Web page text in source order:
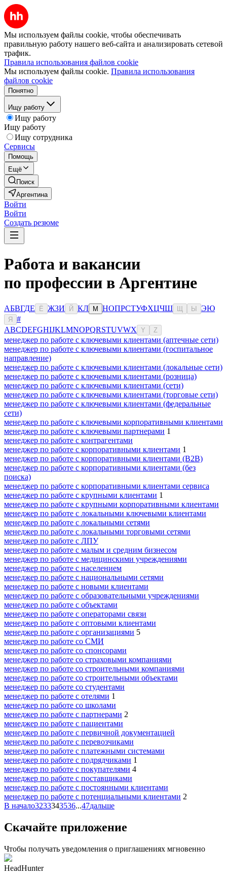
Мы используем файлы cookie, чтобы обеспечивать
правильную работу нашего веб-сайта и анализировать сетевой
трафик.
Правила использования файлов cookie
Мы используем файлы cookie. Правила использования
файлов cookie
Понятно
Ищу работу
Ищу работу
Ищу работу
Ищу сотрудника
Сервисы
Помощь
Ещё
Поиск
Аргентина
Войти
Войти
Создать резюме
Работа и вакансии
по профессии в Аргентине
АБВГДЕ Ё ЖЗИ Й КЛ М НОПРСТУФХЦЧШ Ы ЭЮ
Я
#
ABCDEFGHIJKLMNOPQRSTUVWX Y Z
менеджер по работе с ключевыми клиентами (аптечные сети)
менеджер по работе с ключевыми клиентами (госпитальное
направление)
менеджер по работе с ключевыми клиентами (локальные сети)
менеджер по работе с ключевыми клиентами (розница)
менеджер по работе с ключевыми клиентами (сети)
менеджер по работе с ключевыми клиентами (торговые сети)
менеджер по работе с ключевыми клиентами (федеральные
сети)
менеджер по работе с ключевыми корпоративными клиентами
менеджер по работе с ключевыми партнерами 1
менеджер по работе с контрагентами
менеджер по работе с корпоративными клиентами 1
менеджер по работе с корпоративными клиентами (B2B)
менеджер по работе с корпоративными клиентами (без
поиска)
менеджер по работе с корпоративными клиентами сервиса
менеджер по работе с крупными клиентами 1
менеджер по работе с крупными корпоративными клиентами
менеджер по работе с локальными ключевыми клиентами
менеджер по работе с локальными сетями
менеджер по работе с локальными торговыми сетями
менеджер по работе с ЛПУ
менеджер по работе с малым и средним бизнесом
менеджер по работе с медицинскими учреждениями
менеджер по работе с населением
менеджер по работе с национальными сетями
менеджер по работе с новыми клиентами
менеджер по работе с образовательными учреждениями
менеджер по работе с объектами
менеджер по работе с операторами связи
менеджер по работе с оптовыми клиентами
менеджер по работе с организациями 5
менеджер по работе со СМИ
менеджер по работе со спонсорами
менеджер по работе со страховыми компаниями
менеджер по работе со строительными компаниями
менеджер по работе со строительными объектами
менеджер по работе со студентами
менеджер по работе с отелями 1
менеджер по работе со школами
менеджер по работе с партнерами 2
менеджер по работе с пациентами
менеджер по работе с первичной документацией
менеджер по работе с перевозчиками
менеджер по работе с платежными системами
менеджер по работе с подрядчиками 1
менеджер по работе с покупателями 4
менеджер по работе с поставщиками
менеджер по работе с постоянными клиентами
менеджер по работе с потенциальными клиентами 2
В начало3233343536...47дальше
Скачайте приложение
Чтобы получать уведомления о приглашениях мгновенно
HeadHunter